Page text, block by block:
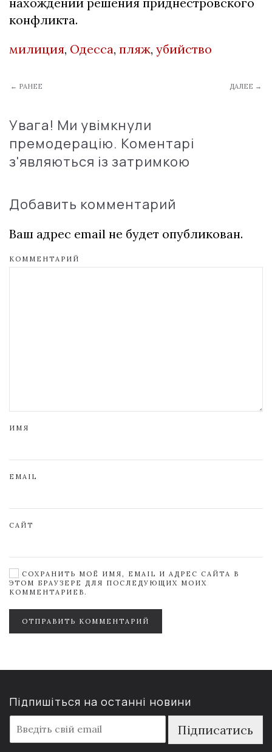
конфликта.
милиция, Одесса, пляж, убийство
← РАНЕЕ ДАЛЕЕ →
Увага! Ми увімкнули
премодерацію. Коментарі
з'являються із затримкою
Добавить комментарий
Ваш адрес email не будет опубликован.
КОММЕНТАРИЙ
ИМЯ
EMAIL
САЙТ
СОХРАНИТЬ МОЁ ИМЯ, EMAIL И АДРЕС САЙТА В
ЭТОМ БРАУЗЕРЕ ДЛЯ ПОСЛЕДУЮЩИХ МОИХ
КОММЕНТАРИЕВ.
ОТПРАВИТЬ КОММЕНТАРИЙ
Підпишіться на останні новини
m
a
Підписатись